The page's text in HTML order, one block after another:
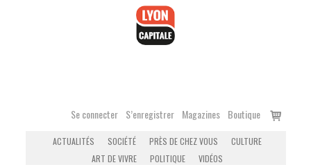
Se connecter S’enregistrer Magazines Boutique
Voir
ACTUALITÉS SOCIÉTÉ PRÈS DE CHEZ VOUS
CULTURE
ART DE VIVRE
POLITIQUE VIDÉOS